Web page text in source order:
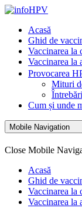
Acasă
Ghid de
Vaccinarea la
Vaccinarea la
Provocarea
Mituri
Cum și unde
Mobile Navigation
Close Mobile
Acasă
Ghid de
Vaccinarea la
Vaccinarea la